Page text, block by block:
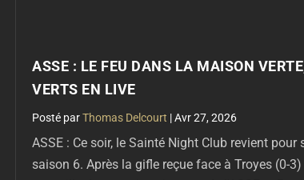
ASSE : LE FEU DANS LA MAISON
VERTS EN LIVE
parThomas Delcourt |Avr 27, 2026
ASSE : Ce soir, le Sainté Night Club revient
saison 6. Après la gifle reçue face à Troyes (0-